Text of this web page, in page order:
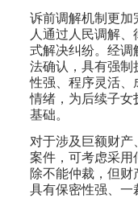
诉前调解机制更加
人通过人民调解
式解决纠纷。经调
法确认，具有强制
性强、程序灵活、
情绪，为后续子女
基础。
对于涉及巨额财
案件，可考虑采用
除不能仲裁，但
具有保密性强、一